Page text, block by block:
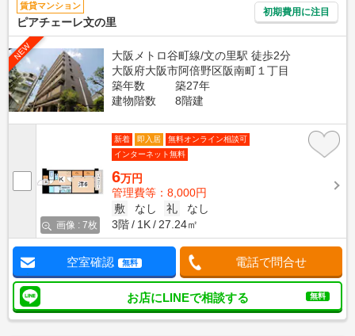
賃貸マンション
ピアチェーレ文の里
初期費用に注目
NEW
大阪メトロ谷町線/文の里駅 徒歩2分
大阪府大阪市阿倍野区阪南町１丁目
築年数
築27年
建物階数
8階建
画像 : 7枚
新着 即入居
無料オンライン相談可
インターネット無料
6万円
管理費等：8,000円
敷
なし 礼
なし
3階
1K 27.24㎡
空室確認 無料 電話で問合せ
お店にLINEで相談する 無料